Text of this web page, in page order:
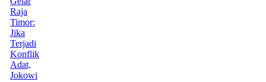
Raja
Timor:
Jika
Terjadi
Konflik
Adat,
Jokowi